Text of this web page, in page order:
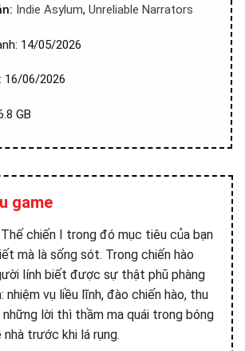
Indie Asylum, Unreliable Narrators
14/05/2026
16/06/2026
GB
game
chiến I trong đó mục tiêu của bạn
mà là sống sót. Trong chiến hào
lính biết được sự thật phũ phàng
nhiệm vụ liều lĩnh, đào chiến hào, thu
lời thì thầm ma quái trong bóng
nhà trước khi lá rụng.